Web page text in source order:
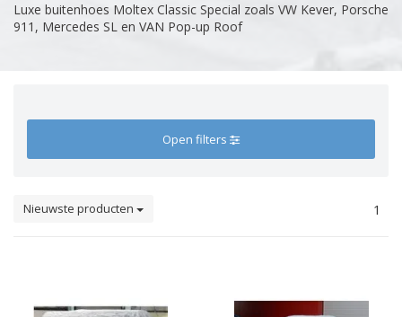
Luxe buitenhoes Moltex Classic Special zoals VW Kever, Porsche
911, Mercedes SL en VAN Pop-up Roof
Open filters
Nieuwste producten 1